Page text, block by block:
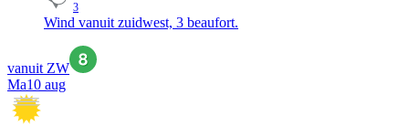
3
Wind vanuit zuidwest, 3 beaufort.
vanuit ZW
Ma10 aug